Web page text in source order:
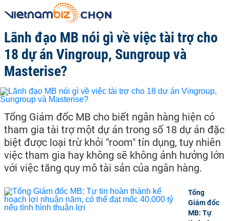
Lãnh đạo MB nói gì về việc tài trợ cho
18 dự án Vingroup, Sungroup và
Masterise?
Tổng Giám đốc MB cho biết ngân hàng hiện có
tham gia tài trợ một dự án trong số 18 dự án đặc
biệt được loại trừ khỏi "room" tín dụng, tuy nhiên
việc tham gia hay không sẽ không ảnh hưởng lớn
với việc tăng quy mô tài sản của ngân hàng.
Tổng
Giám đốc
MB: Tự